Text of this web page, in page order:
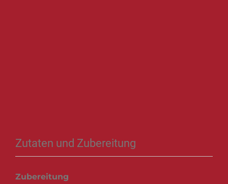
Zutaten und Zubereitung
Zubereitung